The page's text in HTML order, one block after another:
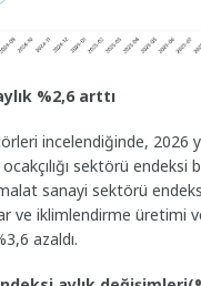
%2,6 arttı
incelendiğinde, 2026
sektörü endeksi
sanayi sektörü
ve iklimlendirme üretimi ve
azaldı.